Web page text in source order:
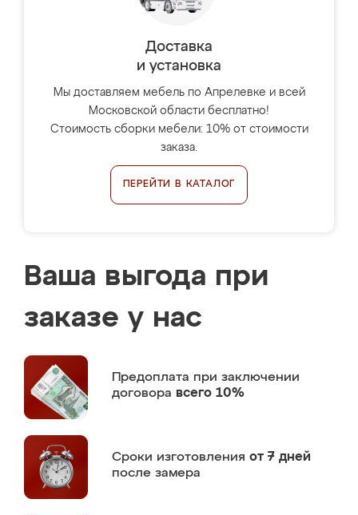
Доставка
и установка
Мы доставляем мебель по Апрелевке и всей
Московской области бесплатно!
Стоимость сборки мебели: 10% от стоимости
заказа.
ПЕРЕЙТИ В КАТАЛОГ
Ваша выгода при
заказе у нас
Предоплата при заключении
договора всего 10%
Сроки изготовления от 7 дней
после замера